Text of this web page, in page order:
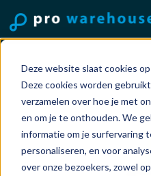
Deze website slaat cookies
Deze cookies worden
verzamelen over hoe je met
en om je te onthouden. We
informatie om je surfervaring
personaliseren, en voor
over onze bezoekers, zowel